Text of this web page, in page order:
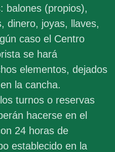
balones (propios),
dinero, joyas, llaves,
caso el Centro
se hará
elementos, dejados
la cancha.
turnos o reservas
hacerse en el
24 horas de
establecido en la